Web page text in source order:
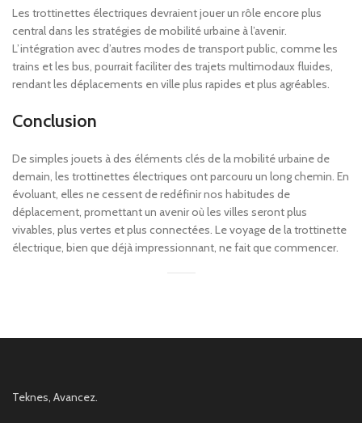
Les trottinettes électriques devraient jouer un rôle encore plus
central dans les stratégies de mobilité urbaine à l’avenir.
L’intégration avec d’autres modes de transport public, comme les
trains et les bus, pourrait faciliter des trajets multimodaux fluides,
rendant les déplacements en ville plus rapides et plus agréables.
Conclusion
De simples jouets à des éléments clés de la mobilité urbaine de
demain, les trottinettes électriques ont parcouru un long chemin. En
évoluant, elles ne cessent de redéfinir nos habitudes de
déplacement, promettant un avenir où les villes seront plus
vivables, plus vertes et plus connectées. Le voyage de la trottinette
électrique, bien que déjà impressionnant, ne fait que commencer.
Teknes, Avancez.